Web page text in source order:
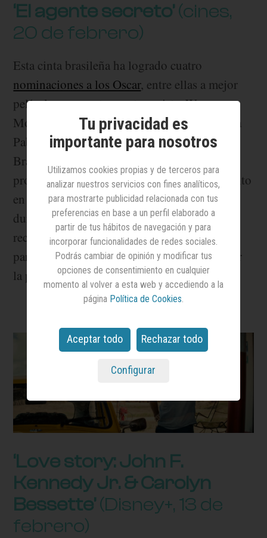
‘El agente secreto’(cines,
20 de febrero)
Esta cinta brasileña ha logrado cuatro
nominaciones a los Oscar, entre ellas a mejor
película y a su actor protagonista, Wagner
Moura, conocido sobre todo por interpretar a
Pablo Escobar enNarcos. Ambientada en el
Brasil de 1977, cuenta la historia de un
profesor que, huyendo de un pasado turbulento
en plena dictadura militar, regresa a Recife
durante el carnaval con la esperanza de
reconstruir su vida y proteger a su hijo, solo
para descubrir que la ciudad está marcada por
la persecución y la corrupción.
‘Love story: John F.
Kennedy Jr. & Carolyn
Bessette’(Disney+, 13 de
febrero)
Tu privacidad es
importante para nosotros
Utilizamos cookies propias y de terceros para
analizar nuestros servicios con fines analíticos,
para mostrarte publicidad relacionada con tus
preferencias en base a un perfil elaborado a
partir de tus hábitos de navegación y para
incorporar funcionalidades de redes sociales.
Podrás cambiar de opinión y modificar tus
opciones de consentimiento en cualquier
momento al volver a esta web y accediendo a la
página Política de Cookies
Aceptar todo Rechazar todo
Configurar